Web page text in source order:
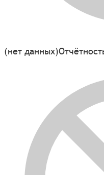
(нет данных)